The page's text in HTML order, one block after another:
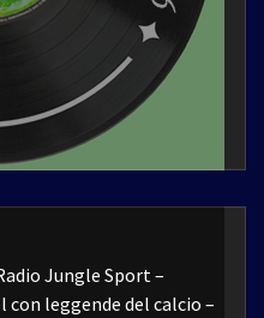
Jungle Sport –
con leggende del calcio –